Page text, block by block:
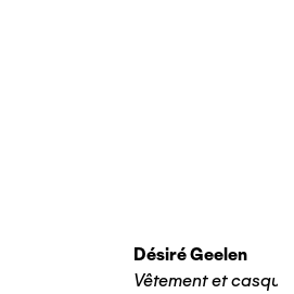
Désiré Geelen
Vêtement et